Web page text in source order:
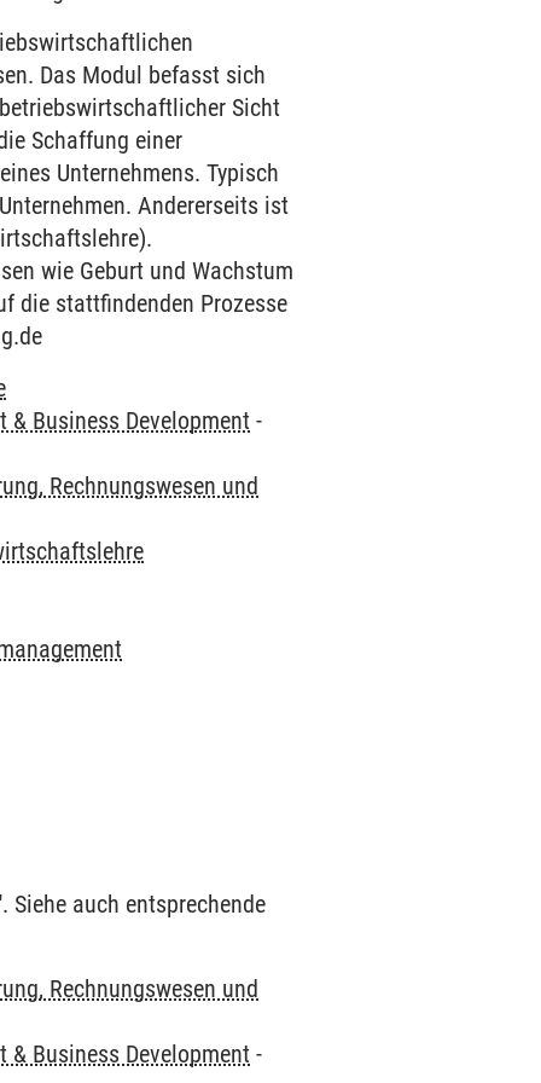
Das Modul befasst sich
Sicht
Schaffung einer
Unternehmens. Typisch
Andererseits ist
wie Geburt und Wachstum
die stattfindenden Prozesse
& Business Development -
Rechnungswesen und
auch entsprechende
Rechnungswesen und
& Business Development -